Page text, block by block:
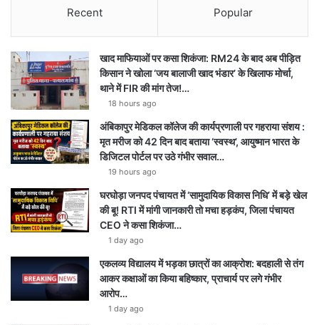
Recent Popular
खाद माफियाओं पर कसा शिकंजा: RM24 के बाद अब पीड़ित
किसान ने खोला ‘जय बालाजी खाद भंडार’ के खिलाफ मोर्चा,
थाने में FIR की मांग तेज!…
18 hours ago
अंबिकापुर मेडिकल कॉलेज की कार्यप्रणाली पर गहराया संशय :
मृत मरीज को 42 दिन बाद बताया ‘स्वस्थ’, आयुष्मान भारत के
डिजिटल पोर्टल पर उठे गंभीर सवाल…
19 hours ago
घरघोड़ा जनपद पंचायत में ‘सामुदायिक विकास निधि’ में बड़े खेल
की बू! RTI में मांगी जानकारी तो मचा हड़कंप, जिला पंचायत
CEO ने कसा शिकंजा…
1 day ago
एकलव्य विद्यालय में भड़का छात्रों का आक्रोश: बदहाली से तंग
आकर कक्षाओं का किया बहिष्कार, प्राचार्य पर लगे गंभीर
आरोप…
1 day ago